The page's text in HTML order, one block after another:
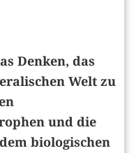
Denken, das
Welt zu
und die
biologischen